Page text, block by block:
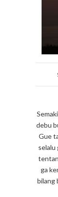
debu
Gue
selalu
ga
bilang